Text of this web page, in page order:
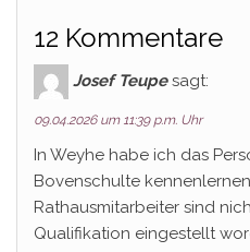
12 Kommentare
Josef Teupe sagt:
09.04.2026 um 11:39 p.m. Uhr
In Weyhe habe ich das
Bovenschulte
Rathausmitarbeiter sind
Qualifikation eingestellt